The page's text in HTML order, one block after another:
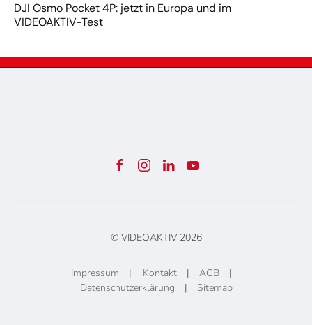
DJI Osmo Pocket 4P: jetzt in Europa und im
VIDEOAKTIV-Test
© VIDEOAKTIV 2026
Impressum | Kontakt| AGB|
Datenschutzerklärung | Sitemap